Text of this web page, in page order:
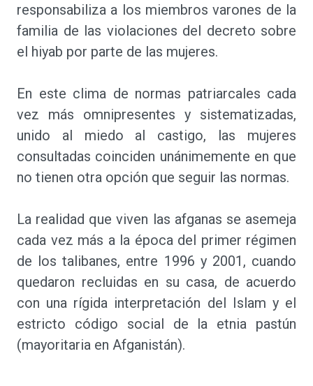
responsabiliza a los miembros varones de la
familia de las violaciones del decreto sobre
el hiyab por parte de las mujeres.
En este clima de normas patriarcales cada
vez más omnipresentes y sistematizadas,
unido al miedo al castigo, las mujeres
consultadas coinciden unánimemente en que
no tienen otra opción que seguir las normas.
La realidad que viven las afganas se asemeja
cada vez más a la época del primer régimen
de los talibanes, entre 1996 y 2001, cuando
quedaron recluidas en su casa, de acuerdo
con una rígida interpretación del Islam y el
estricto código social de la etnia pastún
(mayoritaria en Afganistán).